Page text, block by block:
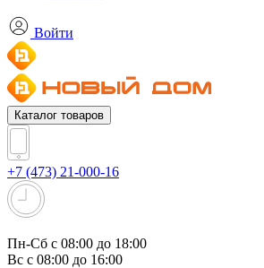
Войти
Каталог товаров
+7 (473) 21-000-16
Пн-Сб с 08:00 до 18:00
Вс с 08:00 до 16:00